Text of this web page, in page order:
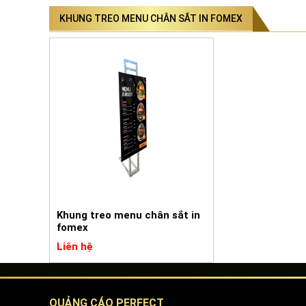
KHUNG TREO MENU CHÂN SẮT IN FOMEX
Khung treo menu chân sắt in
fomex
Liên hệ
QUẢNG CÁO PERFECT